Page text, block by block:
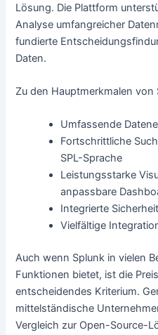
Lösung. Die Plattform
Analyse umfangreicher
fundierte
Daten.
Zu den Hauptmerkmalen von
Umfassende
Fortschrittliche
SPL-Sprache
Leistungsstarke
anpassbare
Integrierte
Vielfältige
Auch wenn Splunk in vielen
Funktionen bietet, ist die
entscheidendes Kriterium.
mittelständische
Vergleich zur Open-Source-